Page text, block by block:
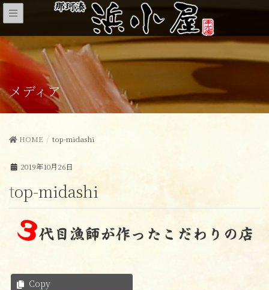
メディア
HOME top-midashi
2019年10月26日
top-midashi
Copy